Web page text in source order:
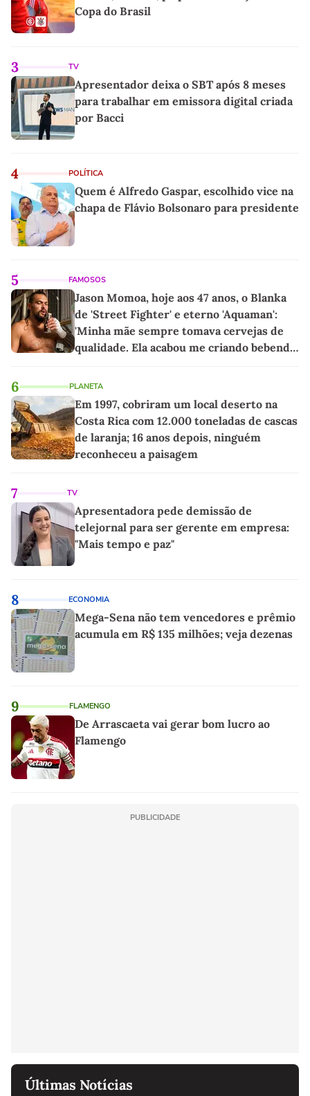
Copa do Brasil
3 TV
Apresentador deixa o SBT após 8 meses
para trabalhar em emissora digital criada
por Bacci
4 POLÍTICA
Quem é Alfredo Gaspar, escolhido vice na
chapa de Flávio Bolsonaro para presidente
5 FAMOSOS
Jason Momoa, hoje aos 47 anos, o Blanka
de 'Street Fighter' e eterno 'Aquaman':
'Minha mãe sempre tomava cervejas de
qualidade. Ela acabou me criando bebendo
6 PLANETA
Em 1997, cobriram um local deserto na
Costa Rica com 12.000 toneladas de cascas
de laranja; 16 anos depois, ninguém
reconheceu a paisagem
7 TV
Apresentadora pede demissão de
telejornal para ser gerente em empresa:
"Mais tempo e paz"
8 ECONOMIA
Mega-Sena não tem vencedores e prêmio
acumula em R$ 135 milhões; veja dezenas
9 FLAMENGO
De Arrascaeta vai gerar bom lucro ao
Flamengo
PUBLICIDADE
Últimas Notícias